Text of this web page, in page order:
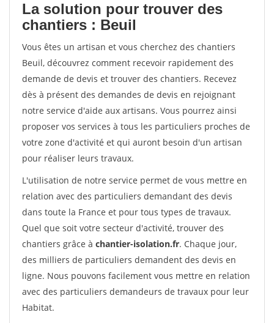
La solution pour trouver des
chantiers : Beuil
Vous êtes un artisan et vous cherchez des chantiers
Beuil, découvrez comment recevoir rapidement des
demande de devis et trouver des chantiers. Recevez
dès à présent des demandes de devis en rejoignant
notre service d'aide aux artisans. Vous pourrez ainsi
proposer vos services à tous les particuliers proches de
votre zone d'activité et qui auront besoin d'un artisan
pour réaliser leurs travaux.
L'utilisation de notre service permet de vous mettre en
relation avec des particuliers demandant des devis
dans toute la France et pour tous types de travaux.
Quel que soit votre secteur d'activité, trouver des
chantiers grâce à chantier-isolation.fr. Chaque jour,
des milliers de particuliers demandent des devis en
ligne. Nous pouvons facilement vous mettre en relation
avec des particuliers demandeurs de travaux pour leur
Habitat.